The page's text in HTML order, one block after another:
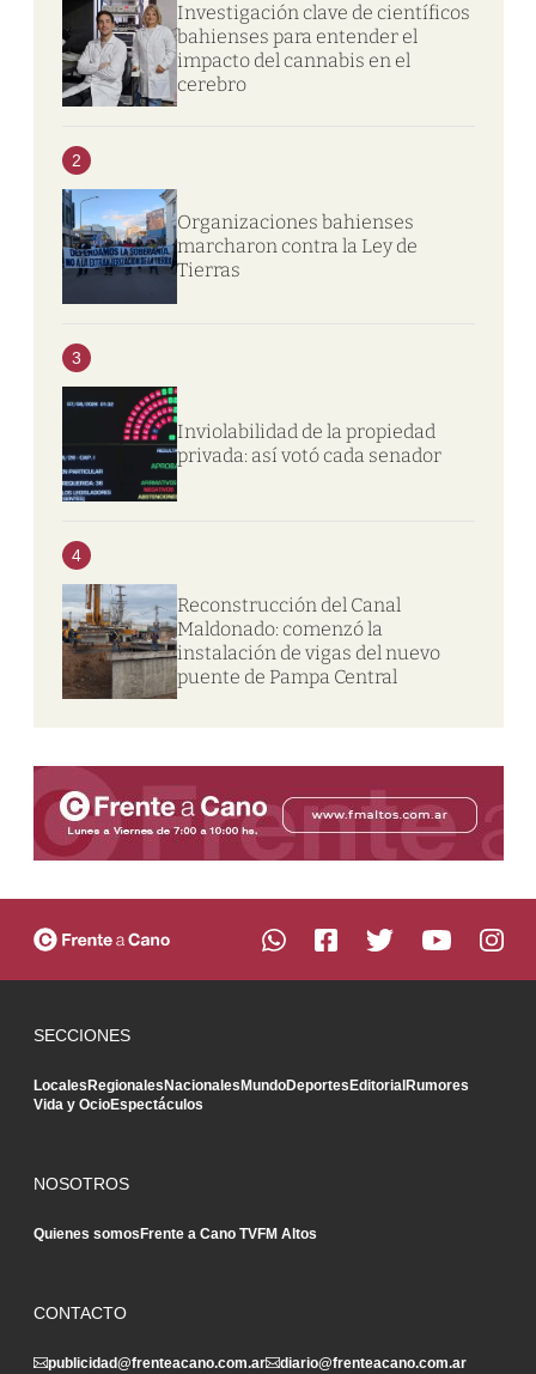
Investigación clave de científicos
bahienses para entender el
impacto del cannabis en el
cerebro
2
Organizaciones bahienses
marcharon contra la Ley de
Tierras
3
Inviolabilidad de la propiedad
privada: así votó cada senador
4
Reconstrucción del Canal
Maldonado: comenzó la
instalación de vigas del nuevo
puente de Pampa Central
SECCIONES
Locales Regionales Nacionales MundoDeportes Editorial Rumores
Vida y OcioEspectáculos
NOSOTROS
Quienes somos Frente a Cano TVFM Altos
CONTACTO
publicidad@frenteacano.com.ar diario@frenteacano.com.ar